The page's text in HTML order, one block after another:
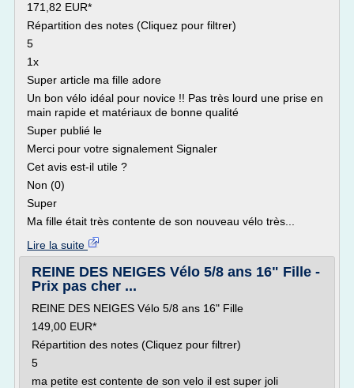
171,82 EUR*
Répartition des notes (Cliquez pour filtrer)
5
1x
Super article ma fille adore
Un bon vélo idéal pour novice !! Pas très lourd une prise en
main rapide et matériaux de bonne qualité
Super publié le
Merci pour votre signalement Signaler
Cet avis est-il utile ?
Non (0)
Super
Ma fille était très contente de son nouveau vélo très...
Lire la suite
REINE DES NEIGES Vélo 5/8 ans 16" Fille -
Prix pas cher ...
REINE DES NEIGES Vélo 5/8 ans 16" Fille
149,00 EUR*
Répartition des notes (Cliquez pour filtrer)
5
ma petite est contente de son velo il est super joli